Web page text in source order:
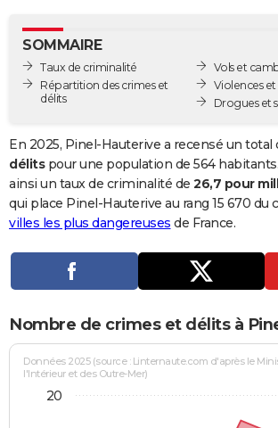
GUIDES D'ACHAT
BONS PLANS
Carte de Noël
Carte Bonne année
Carte Saint-Valentin
Carte Pâques
Carte d'anniversaire
DICTIONNAIRE
Dictionnaire
Biographies
Citations
Expressions
Proverbes
PROGRAMME TV
Se connecter
Entreprises
Service militaire
Avis de recherche
AVIS DE DÉCÈS
Bricolage
Lifestyle
Culture
Sport
Auto
Television
Voyage
Cinema
SOMMAIRE
Taux de criminalité
Répartition des crimes et
délits
Vols et
Violences et
Drogues et
En 2025, Pinel-Hauterive a recensé un total
délitspour une population de 564
ainsi un taux de criminalité de 26,7 pour
qui place Pinel-Hauterive au rang 15 670 du
villes les plus dangereuses de France.
Nombre de crimes et délits à
Données 2025 (source : Linternaute.com d'après le
l'Intérieur et des Outre-Mer)
20